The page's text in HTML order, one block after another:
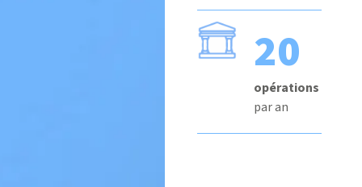
20
opérations
par an